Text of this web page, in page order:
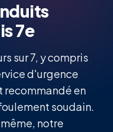
7e
sur 7, y compris
d'urgence
en
soudain.
notre